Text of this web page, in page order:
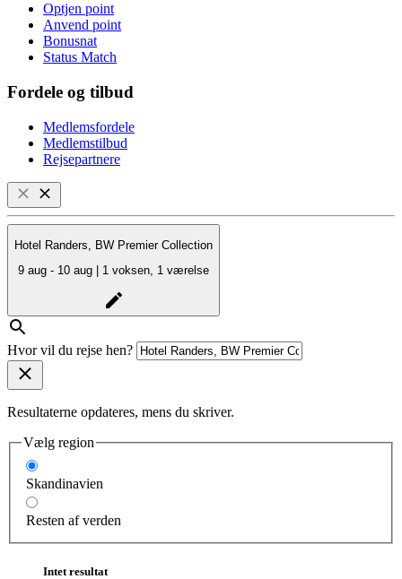
Optjen point
Anvend point
Bonusnat
Status Match
Fordele og tilbud
Medlemsfordele
Medlemstilbud
Rejsepartnere
Hotel Randers, BW Premier Collection
9 aug - 10 aug | 1 voksen, 1 værelse
Hvor vil du rejse hen?
Resultaterne opdateres, mens du skriver.
Vælg region
Skandinavien
Resten af verden
Intet resultat